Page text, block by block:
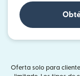
Oferta solo para